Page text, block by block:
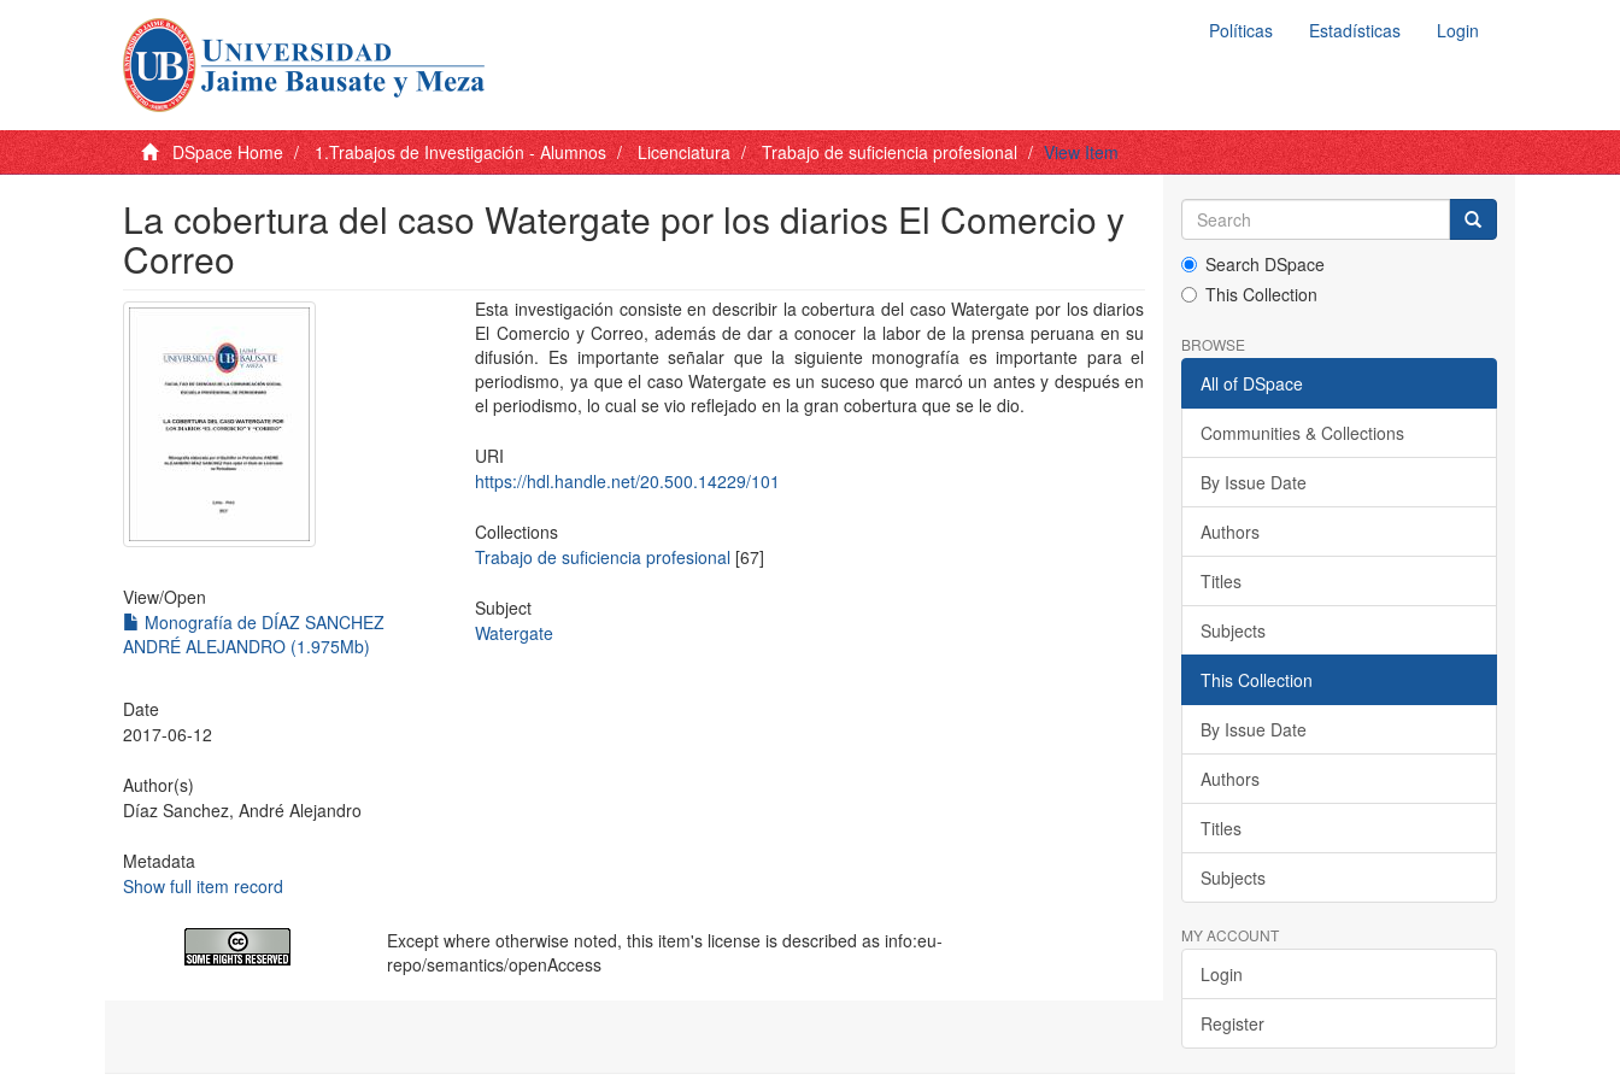
Políticas Estadísticas Login
DSpace Home 1.Trabajos de Investigación - Alumnos Licenciatura Trabajo de suficiencia profesional View Item
La cobertura del caso Watergate por los diarios El Comercio y
Correo
View/Open
Monografía de DÍAZ SANCHEZ
ANDRÉ ALEJANDRO (1.975Mb)
Date
2017-06-12
Author(s)
Díaz Sanchez, André Alejandro
Metadata
Show full item record
Esta investigación consiste en describir la cobertura del caso Watergate por los diarios
El Comercio y Correo, además de dar a conocer la labor de la prensa peruana en su
difusión. Es importante señalar que la siguiente monografía es importante para el
periodismo, ya que el caso Watergate es un suceso que marcó un antes y después en
el periodismo, lo cual se vio reflejado en la gran cobertura que se le dio.
URI
https://hdl.handle.net/20.500.14229/101
Collections
Trabajo de suficiencia profesional [67]
Subject
Watergate
Except where otherwise noted, this item's license is described as info:eu-
repo/semantics/openAccess
Search DSpace
This Collection
BROWSE
All of DSpace
Communities & Collections
By Issue Date
Authors
Titles
Subjects
This Collection
By Issue Date
Authors
Titles
Subjects
MY ACCOUNT
Login
Register